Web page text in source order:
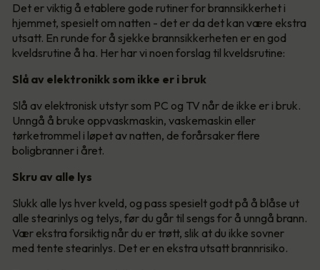
Det er viktig å etablere gode rutiner for brannsikkerhet i
hjemmet, spesielt om natten - det er da det kan være ekstra
utsatt. En runde for å sjekke brannsikkerheten er en god
kveldsrutine å ha. Her har vi noen forslag til kveldsrutine:
Slå av elektronikk som ikke er i bruk
Slå av elektronisk utstyr som PC og TV når de ikke er i bruk.
Unngå å bruke oppvaskmaskin, vaskemaskin eller
tørketrommel i løpet av natten, de forårsaker flere
boligbranner i året.
Skru av alle lys
Slukk alle lys hver kveld, og pass spesielt godt på å blåse ut
alle stearinlys og telys, før du går til sengs for å unngå brann.
Vær ekstra forsiktig når du er trøtt, slik at du ikke sovner
med tente stearinlys. Det er en ekstra utsatt brannrisiko.